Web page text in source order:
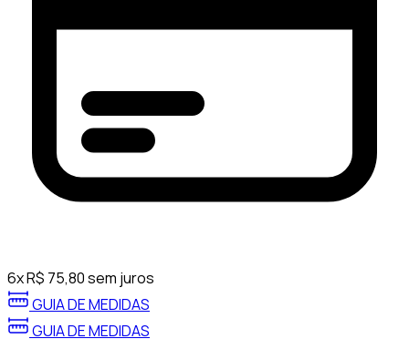
6xR$ 75,80sem juros
GUIA DE MEDIDAS
GUIA DE MEDIDAS